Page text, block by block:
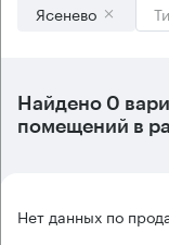
Ясенево
Найдено 0
помещений в
Нет данных по